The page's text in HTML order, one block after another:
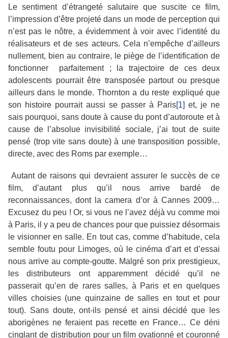
Le sentiment d’étrangeté salutaire que suscite ce film,
l’impression d’être projeté dans un mode de perception qui
n’est pas le nôtre, a évidemment à voir avec l’identité du
réalisateurs et de ses acteurs. Cela n’empêche d’ailleurs
nullement, bien au contraire, le piège de l’identification de
fonctionner parfaitement ; la trajectoire de ces deux
adolescents pourrait être transposée partout ou presque
ailleurs dans le monde. Thornton a du reste expliqué que
son histoire pourrait aussi se passer à Paris[1] et, je ne
sais pourquoi, sans doute à cause du pont d’autoroute et à
cause de l’absolue invisibilité sociale, j’ai tout de suite
pensé (trop vite sans doute) à une transposition possible,
directe, avec des Roms par exemple…
Autant de raisons qui devraient assurer le succès de ce
film, d’autant plus qu’il nous arrive bardé de
reconnaissances, dont la camera d’or à Cannes 2009…
Excusez du peu ! Or, si vous ne l’avez déjà vu comme moi
à Paris, il y a peu de chances pour que puissiez désormais
le visionner en salle. En tout cas, comme d’habitude, cela
semble foutu pour Limoges, où le cinéma d’art et d’essai
nous arrive au compte-goutte. Malgré son prix prestigieux,
les distributeurs ont apparemment décidé qu’il ne
passerait qu’en de rares salles, à Paris et en quelques
villes choisies (une quinzaine de salles en tout et pour
tout). Sans doute, ont-ils pensé et ainsi décidé que les
aborigènes ne feraient pas recette en France… Ce déni
cinglant de distribution pour un film ovationné et couronné